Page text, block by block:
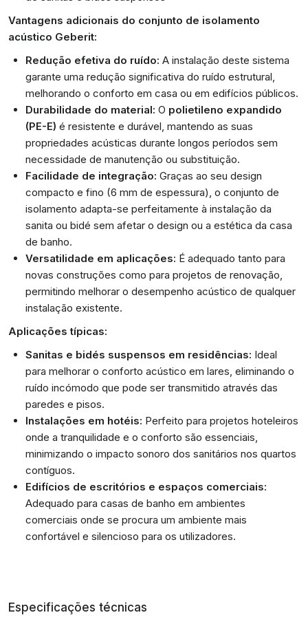
Vantagens adicionais do conjunto de isolamento
acústico Geberit:
Redução efetiva do ruído: A instalação deste sistema
garante uma redução significativa do ruído estrutural,
melhorando o conforto em casa ou em edifícios públicos.
Durabilidade do material: O polietileno expandido
(PE-E) é resistente e durável, mantendo as suas
propriedades acústicas durante longos períodos sem
necessidade de manutenção ou substituição.
Facilidade de integração: Graças ao seu design
compacto e fino (6 mm de espessura), o conjunto de
isolamento adapta-se perfeitamente à instalação da
sanita ou bidé sem afetar o design ou a estética da casa
de banho.
Versatilidade em aplicações: É adequado tanto para
novas construções como para projetos de renovação,
permitindo melhorar o desempenho acústico de qualquer
instalação existente.
Aplicações típicas:
Sanitas e bidés suspensos em residências: Ideal
para melhorar o conforto acústico em lares, eliminando o
ruído incómodo que pode ser transmitido através das
paredes e pisos.
Instalações em hotéis: Perfeito para projetos hoteleiros
onde a tranquilidade e o conforto são essenciais,
minimizando o impacto sonoro dos sanitários nos quartos
contíguos.
Edifícios de escritórios e espaços comerciais:
Adequado para casas de banho em ambientes
comerciais onde se procura um ambiente mais
confortável e silencioso para os utilizadores.
Especificações técnicas